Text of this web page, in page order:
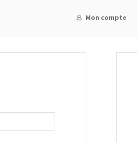
Mon compte